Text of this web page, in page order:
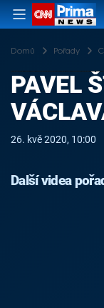
Domů Pořady
PAVEL
26. kvě 2020, 10:00
Další videa